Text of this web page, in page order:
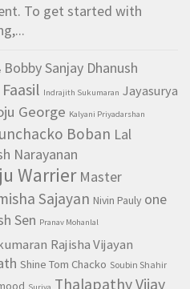
To get started with
Bobby Sanjay Dhanush
Indrajith Sukumaran Jayasurya
George Kalyani Priyadarshan
Boban Lal
Narayanan
WarrierMaster
Sajayan Nivin Pauly one
Sen Pranav Mohanlal
Rajisha Vijayan
Shine Tom Chacko Soubin Shahir
Thalapathy Vijay